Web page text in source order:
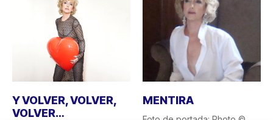
Y VOLVER, VOLVER,
VOLVER…
MENTIRA